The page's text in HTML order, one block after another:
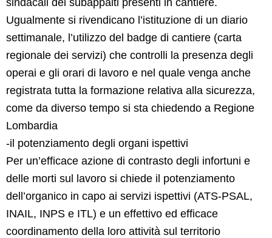
sindacali dei subappalti presenti in cantiere.
Ugualmente si rivendicano l’istituzione di un diario
settimanale, l’utilizzo del badge di cantiere (carta
regionale dei servizi) che controlli la presenza degli
operai e gli orari di lavoro e nel quale venga anche
registrata tutta la formazione relativa alla sicurezza,
come da diverso tempo si sta chiedendo a Regione
Lombardia
-il potenziamento degli organi ispettivi
Per un’efficace azione di contrasto degli infortuni e
delle morti sul lavoro si chiede il potenziamento
dell’organico in capo ai servizi ispettivi (ATS-PSAL,
INAIL, INPS e ITL) e un effettivo ed efficace
coordinamento della loro attività sul territorio